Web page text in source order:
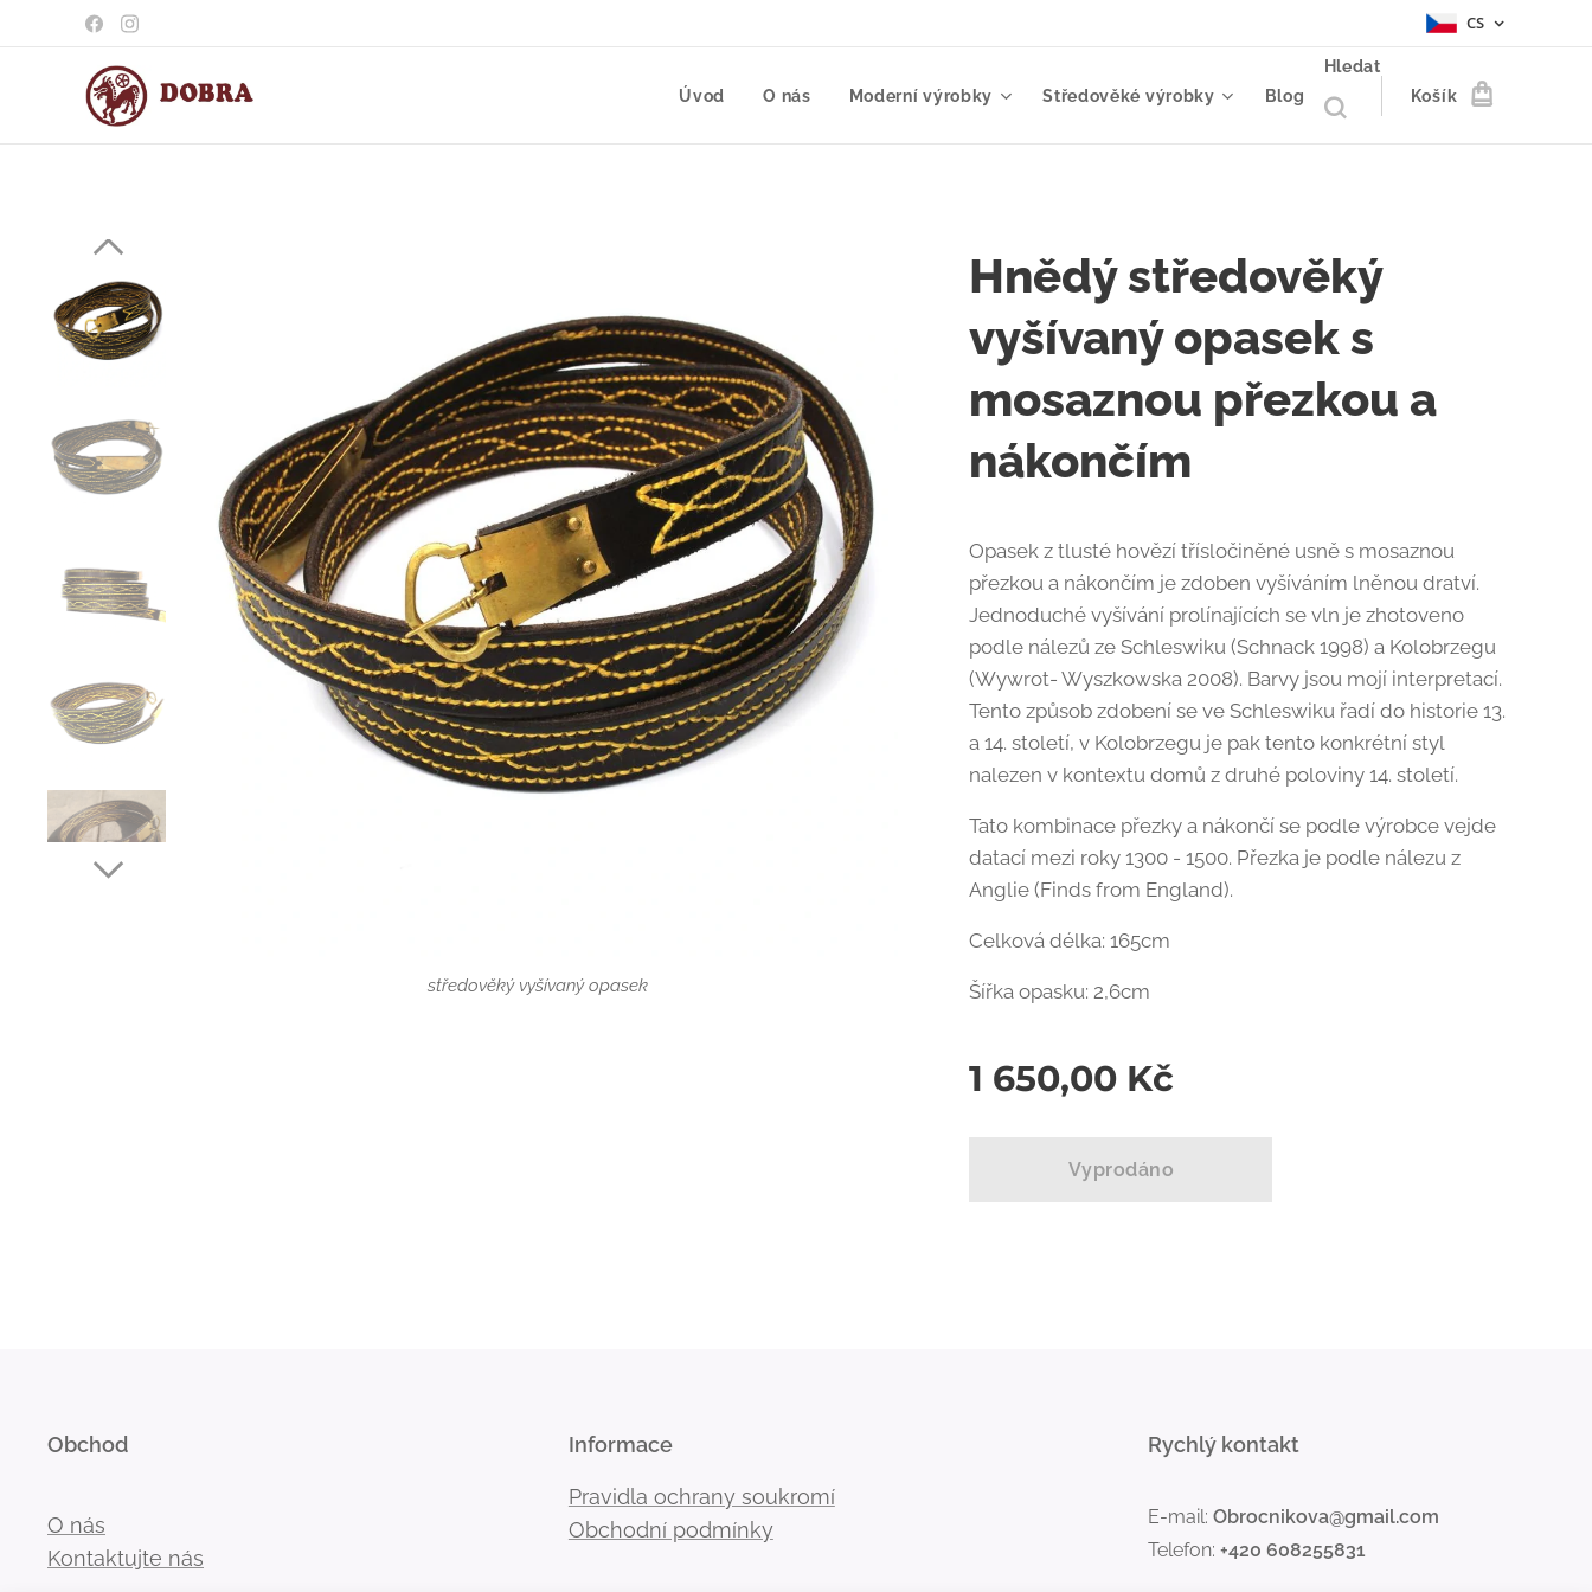
CS
Úvod O nás Moderní výrobky Středověké výrobky Blog
Hledat
Košík
Hnědý středověký
vyšívaný opasek s
mosaznou přezkou a
nákončím
středověký vyšívaný opasek
historický opasek podle nálezu ze Schleswiku
Opasek z tlusté hovězí třísločiněné usně s mosaznou
přezkou a nákončím je zdoben vyšíváním lněnou dratví.
Jednoduché vyšívání prolínajících se vln je zhotoveno
podle nálezů ze Schleswiku (Schnack 1998) a Kolobrzegu
(Wywrot- Wyszkowska 2008). Barvy jsou mojí interpretací.
Tento způsob zdobení se ve Schleswiku řadí do historie 13.
a 14. století, v Kolobrzegu je pak tento konkrétní styl
nalezen v kontextu domů z druhé poloviny 14. století.
Tato kombinace přezky a nákončí se podle výrobce vejde
datací mezi roky 1300 - 1500. Přezka je podle nálezu z
Anglie (Finds from England).
Celková délka: 165cm
Šířka opasku: 2,6cm
1 650,00 Kč
Vyprodáno
Obchod
O nás
Kontaktujte nás
Informace
Pravidla ochrany soukromí
Obchodní podmínky
Rychlý kontakt
E-mail: Obrocnikova@gmail.com
Telefon: +420 608255831